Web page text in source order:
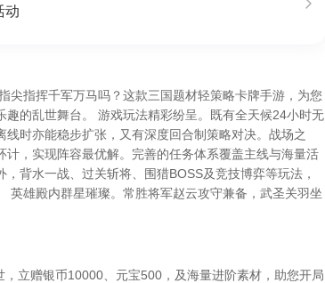
动
尖指挥千军万马吗？这款三国题材轻策略卡牌手游，为您
趣的乱世舞台。 游戏玩法精彩纷呈。既有全天候24小时无
线时亦能稳步扩张，又有深度回合制策略对决。战场之
计，实现阵容最优解。完善的任务体系覆盖主线与海量活
背水一战、过关斩将、围猎BOSS及竞技博弈等玩法，
英雄殿内群星璀璨。常胜将军赵云攻守兼备，武圣关羽坐
立赠银币10000、元宝500，及海量进阶素材，助您开局